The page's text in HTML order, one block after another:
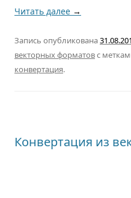
Читать далее →
Запись опубликована
векторных форматовс
конвертация.
Конвертация из